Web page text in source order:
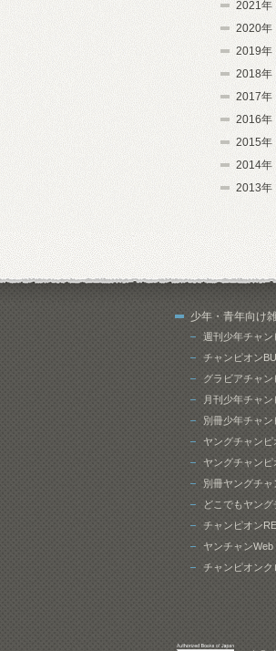
2021年
2020年
2019年
2018年
2017年
2016年
2015年
2014年
2013年
少年・青年向け
週刊少年チャン
チャンピオン
グラビアチャン
月刊少年チャン
別冊少年チャン
ヤングチャンピ
ヤングチャンピ
別冊ヤングチャ
どこでもヤング
チャンピオン
ヤンチャンWeb
チャンピオンク